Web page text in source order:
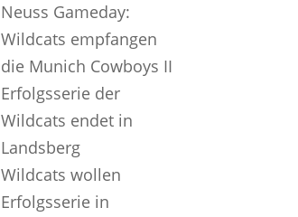
Neuss Gameday:
Wildcats empfangen
die Munich Cowboys II
Erfolgsserie der
Wildcats endet in
Landsberg
Wildcats wollen
Erfolgsserie in